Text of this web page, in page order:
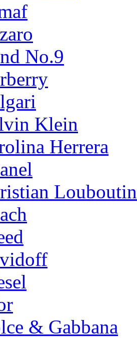
No.9
Klein
Herrera
Louboutin
& Gabbana